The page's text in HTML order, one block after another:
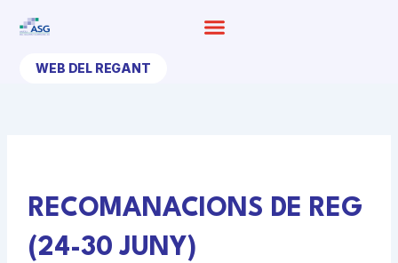
WEB DEL REGANT
RECOMANACIONS DE REG
(24-30 JUNY)